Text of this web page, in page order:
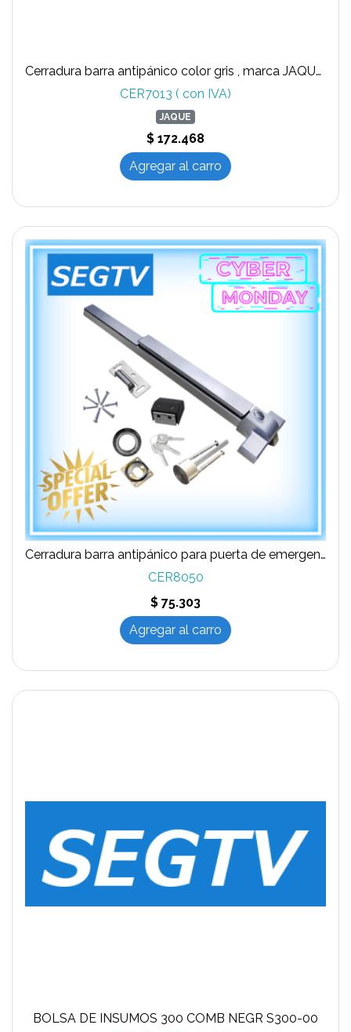
Cerradura barra antipánico color gris , marca JAQUE modelo T330-04 con micro switch
CER7013 ( con IVA)
JAQUE
$ 172.468
Agregar al carro
Cerradura barra antipánico para puerta de emergencia con cerradura exterior
CER8050
$ 75.303
Agregar al carro
BOLSA DE INSUMOS 300 COMB NEGR S300-00